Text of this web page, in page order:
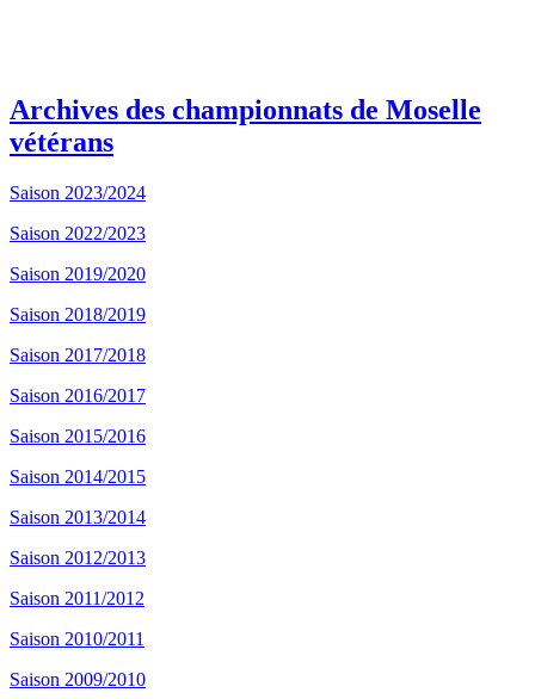
Archives des championnats de Moselle
vétérans
Saison 2023/2024
Saison 2022/2023
Saison 2019/2020
Saison 2018/2019
Saison 2017/2018
Saison 2016/2017
Saison 2015/2016
Saison 2014/2015
Saison 2013/2014
Saison 2012/2013
Saison 2011/2012
Saison 2010/2011
Saison 2009/2010